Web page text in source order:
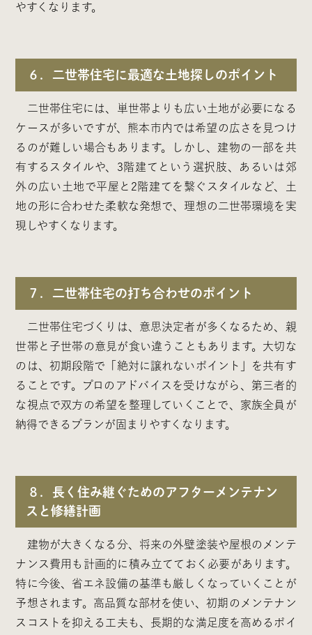
やすくなります。
６．二世帯住宅に最適な土地探しのポイント
二世帯住宅には、単世帯よりも広い土地が必要になる
ケースが多いですが、熊本市内では希望の広さを見つけ
るのが難しい場合もあります。しかし、建物の一部を共
有するスタイルや、3階建てという選択肢、あるいは郊
外の広い土地で平屋と2階建てを繋ぐスタイルなど、土
地の形に合わせた柔軟な発想で、理想の二世帯環境を実
現しやすくなります。
７．二世帯住宅の打ち合わせのポイント
二世帯住宅づくりは、意思決定者が多くなるため、親
世帯と子世帯の意見が食い違うこともあります。大切な
のは、初期段階で「絶対に譲れないポイント」を共有す
ることです。プロのアドバイスを受けながら、第三者的
な視点で双方の希望を整理していくことで、家族全員が
納得できるプランが固まりやすくなります。
８．長く住み継ぐためのアフターメンテナン
スと修繕計画
建物が大きくなる分、将来の外壁塗装や屋根のメンテ
ナンス費用も計画的に積み立てておく必要があります。
特に今後、省エネ設備の基準も厳しくなっていくことが
予想されます。高品質な部材を使い、初期のメンテナン
スコストを抑える工夫も、長期的な満足度を高めるポイ